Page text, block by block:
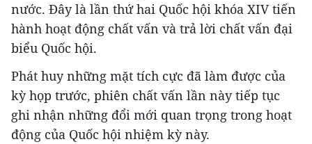
nước. Đây là lần thứ hai Quốc hội khóa XIV tiến
hành hoạt động chất vấn và trả lời chất vấn đại
biểu Quốc hội.
Phát huy những mặt tích cực đã làm được của
kỳ họp trước, phiên chất vấn lần này tiếp tục
ghi nhận những đổi mới quan trọng trong hoạt
động của Quốc hội nhiệm kỳ này.